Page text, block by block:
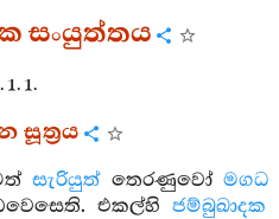
සංයුත්තය
1. 1.
සූත්‍රය
සැරියුත්තෙරණුවෝමගධ
එකල්හි ජම්බුඛාදක